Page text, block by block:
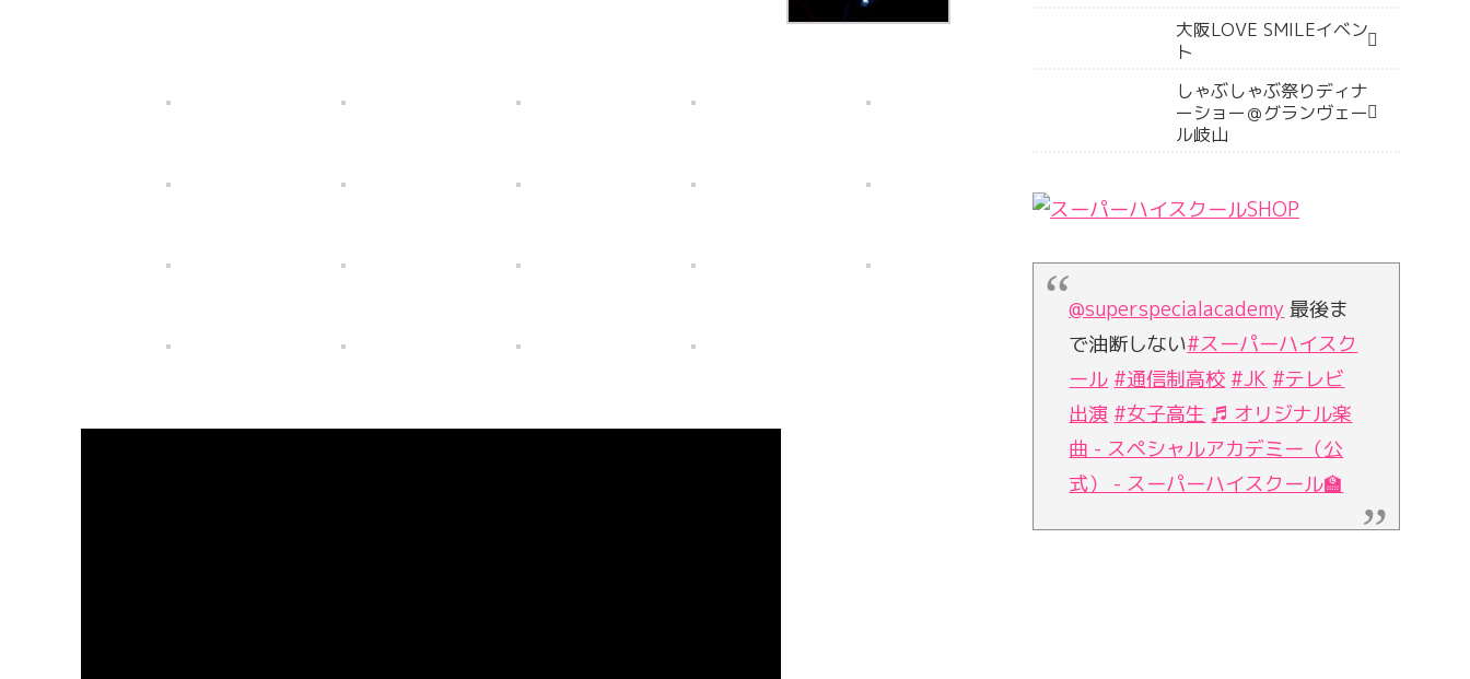
大阪LOVE SMILEイベン
ト
しゃぶしゃぶ祭りディナ
ーショー＠グランヴェー
ル岐山
@superspecialacademy 最後ま
で油断しない#スーパーハイスク
ール #通信制高校 #JK #テレビ
出演 #女子高生 ♬ オリジナル楽
曲 - スペシャルアカデミー（公
式） - スーパーハイスクール🏫